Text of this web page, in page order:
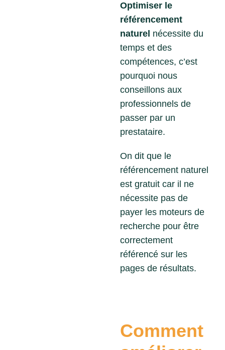
Optimiser le
référencement
naturel nécessite du
temps et des
compétences, c’est
pourquoi nous
conseillons aux
professionnels de
passer par un
prestataire.
On dit que le
référencement naturel
est gratuit car il ne
nécessite pas de
payer les moteurs de
recherche pour être
correctement
référencé sur les
pages de résultats.
Comment